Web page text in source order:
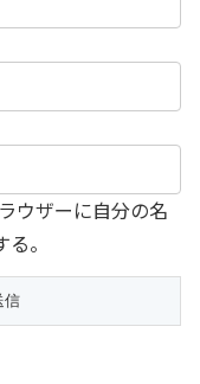
ウザーに自分の名
。